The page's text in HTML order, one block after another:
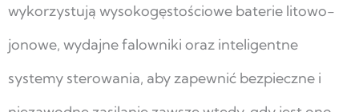
wykorzystują wysokogęstościowe baterie litowo-
jonowe, wydajne falowniki oraz inteligentne
systemy sterowania, aby zapewnić bezpieczne i